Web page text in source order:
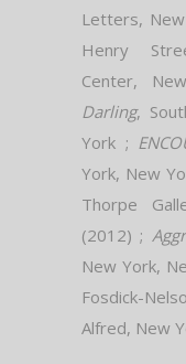
Letters,
Henry
Center,
Darling,
York ;
York, New
Thorpe
(2012) ;
New York,
Fosdick-
Alfred, New